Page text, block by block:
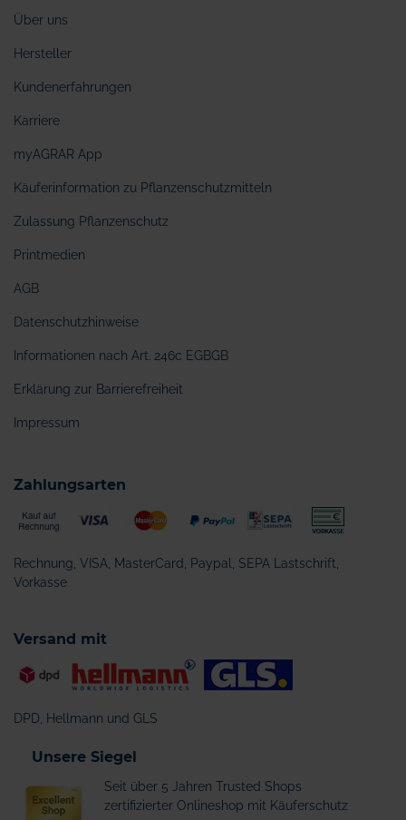
Über uns
Hersteller
Kundenerfahrungen
Karriere
myAGRAR App
Käuferinformation zu Pflanzenschutzmitteln
Zulassung Pflanzenschutz
Printmedien
AGB
Datenschutzhinweise
Informationen nach Art. 246c EGBGB
Erklärung zur Barrierefreiheit
Impressum
Zahlungsarten
Rechnung, VISA, MasterCard, Paypal, SEPA Lastschrift,
Vorkasse
Versand mit
DPD, Hellmann und GLS
Unsere Siegel
Seit über 5 Jahren Trusted Shops
zertifizierter Onlineshop mit Käuferschutz